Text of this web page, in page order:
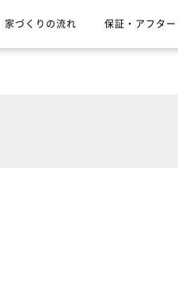
家づくりの流れ 保証・アフター